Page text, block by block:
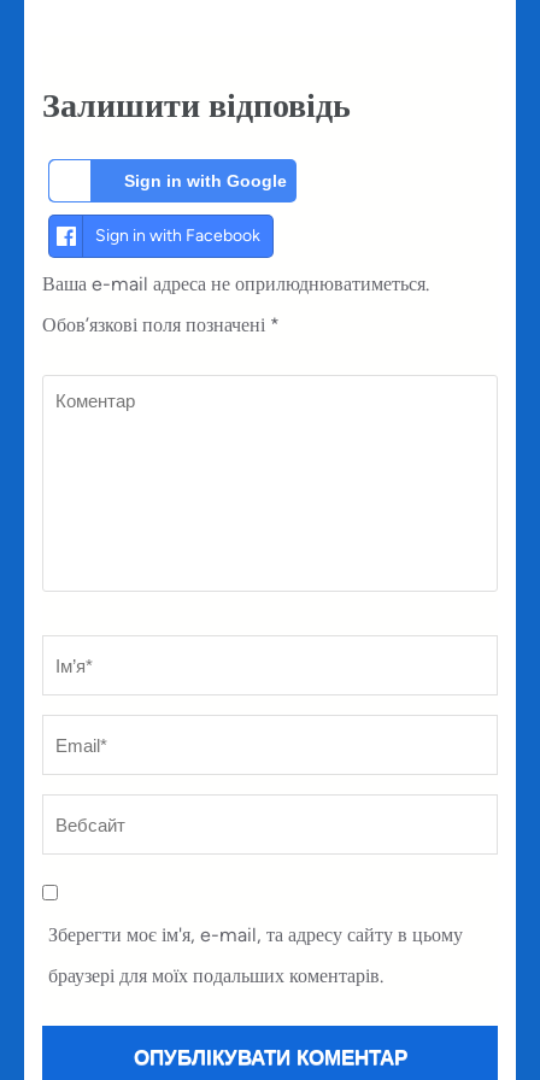
Залишити відповідь
Sign in with Google
Sign in with Facebook
Ваша e-mail адреса не оприлюднюватиметься.
Обов’язкові поля позначені *
Коментар
Ім’я *
Зберегти моє ім'я, e-mail, та адресу сайту в цьому
браузері для моїх подальших коментарів.